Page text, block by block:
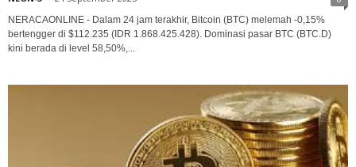
NERACAONLINE - Dalam 24 jam terakhir, Bitcoin (BTC) melemah -0,15%
bertengger di $112.235 (IDR 1.868.425.428). Dominasi pasar BTC (BTC.D)
kini berada di level 58,50%,...